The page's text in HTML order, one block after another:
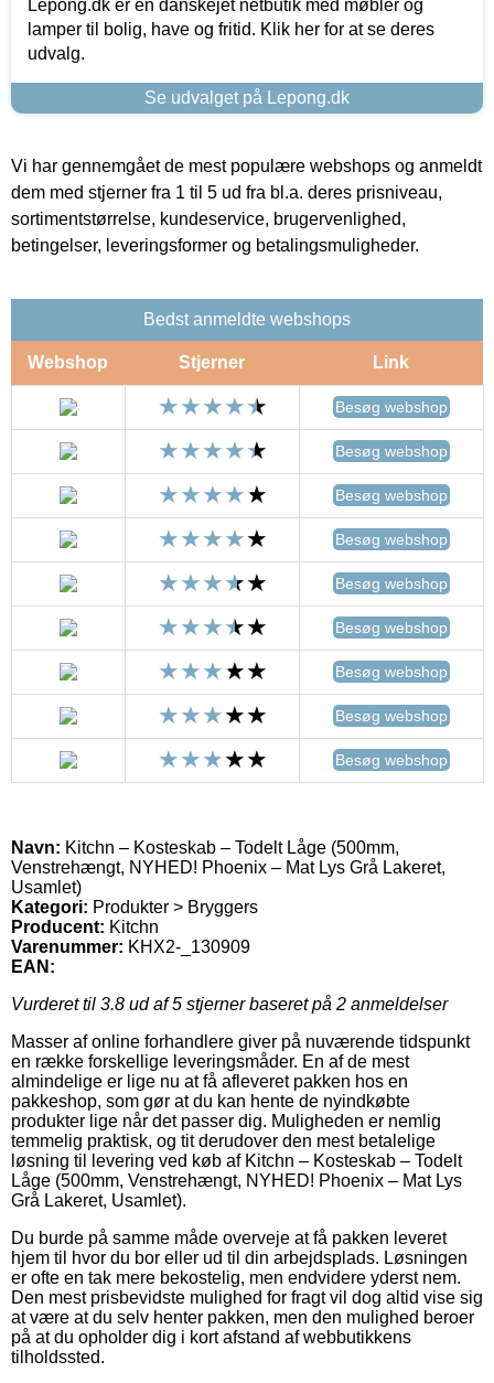
Lepong.dk er en danskejet netbutik med møbler og
lamper til bolig, have og fritid. Klik her for at se deres
udvalg.
Se udvalget på Lepong.dk
Vi har gennemgået de mest populære webshops og anmeldt
dem med stjerner fra 1 til 5 ud fra bl.a. deres prisniveau,
sortimentstørrelse, kundeservice, brugervenlighed,
betingelser, leveringsformer og betalingsmuligheder.
Bedst anmeldte webshops
Webshop Stjerner Link
Besøg webshop
Besøg webshop
Besøg webshop
Besøg webshop
Besøg webshop
Besøg webshop
Besøg webshop
Besøg webshop
Besøg webshop
Navn: Kitchn – Kosteskab – Todelt Låge (500mm,
Venstrehængt, NYHED! Phoenix – Mat Lys Grå Lakeret,
Usamlet)
Kategori: Produkter > Bryggers
Producent: Kitchn
Varenummer: KHX2-_130909
EAN:
Vurderet til 3.8 ud af 5 stjerner baseret på 2 anmeldelser
Masser af online forhandlere giver på nuværende tidspunkt
en række forskellige leveringsmåder. En af de mest
almindelige er lige nu at få afleveret pakken hos en
pakkeshop, som gør at du kan hente de nyindkøbte
produkter lige når det passer dig. Muligheden er nemlig
temmelig praktisk, og tit derudover den mest betalelige
løsning til levering ved køb af Kitchn – Kosteskab – Todelt
Låge (500mm, Venstrehængt, NYHED! Phoenix – Mat Lys
Grå Lakeret, Usamlet).
Du burde på samme måde overveje at få pakken leveret
hjem til hvor du bor eller ud til din arbejdsplads. Løsningen
er ofte en tak mere bekostelig, men endvidere yderst nem.
Den mest prisbevidste mulighed for fragt vil dog altid vise sig
at være at du selv henter pakken, men den mulighed beroer
på at du opholder dig i kort afstand af webbutikkens
tilholdssted.